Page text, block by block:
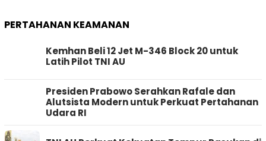
PERTAHANAN KEAMANAN
Kemhan Beli 12 Jet M-346 Block 20 untuk
Latih Pilot TNI AU
Presiden Prabowo Serahkan Rafale dan
Alutsista Modern untuk Perkuat Pertahanan
Udara RI